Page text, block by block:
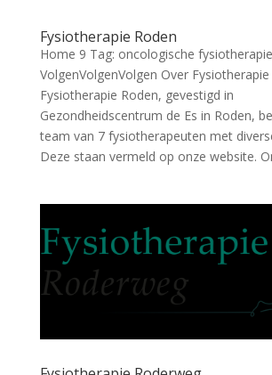
Fysiotherapie Roden
Home 9 Tag: oncologische fysiotherapie
VolgenVolgenVolgen Over
Fysiotherapie Roden, gevestigd in
Gezondheidscentrum de Es in Roden,
team van 7 fysiotherapeuten met
Deze staan vermeld op onze website.